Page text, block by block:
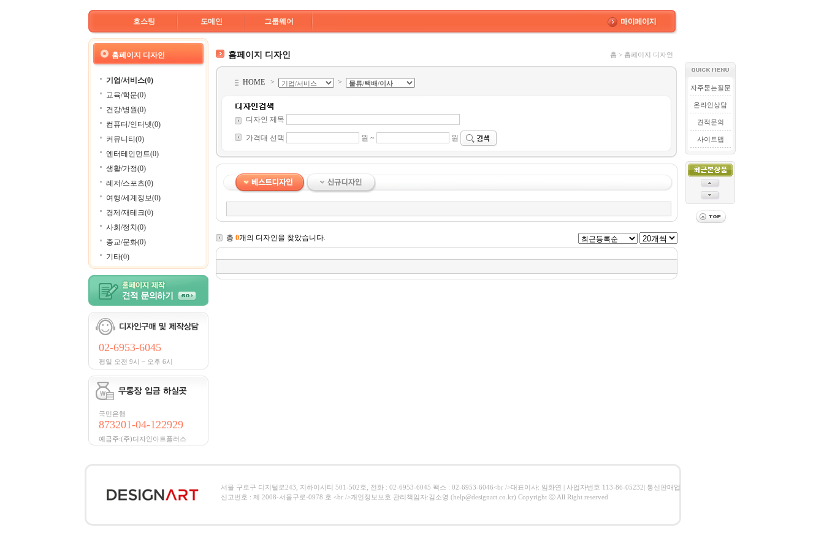
호스팅 도메인 그룹웨어
홈페이지 디자인
기업/서비스(0)
교육/학문(0)
건강/병원(0)
컴퓨터/인터넷(0)
커뮤니티(0)
엔터테인먼트(0)
생활/가정(0)
레저/스포츠(0)
여행/세계정보(0)
경제/재테크(0)
사회/정치(0)
종교/문화(0)
기타(0)
02-6953-6045
평일 오전 9시 ~ 오후 6시
국민은행
873201-04-122929
예금주:(주)디자인아트플러스
홈페이지 디자인 홈 > 홈페이지 디자인
HOME > >
디자인 제목
가격대 선택 원 ~ 원
총 0개의 디자인을 찾았습니다.
자주묻는질문
온라인상담
견적문의
사이트맵
서울 구로구 디지털로243, 지하이시티 501-502호, 전화 : 02-6953-6045 팩스 : 02-6953-6046<br />대표이사: 임화연 | 사업자번호 113-86-05232| 통신판매업
신고번호 : 제 2008-서울구로-0978 호 <br />개인정보보호 관리책임자:김소영 (help@designart.co.kr) Copyright ⓒ All Right reserved